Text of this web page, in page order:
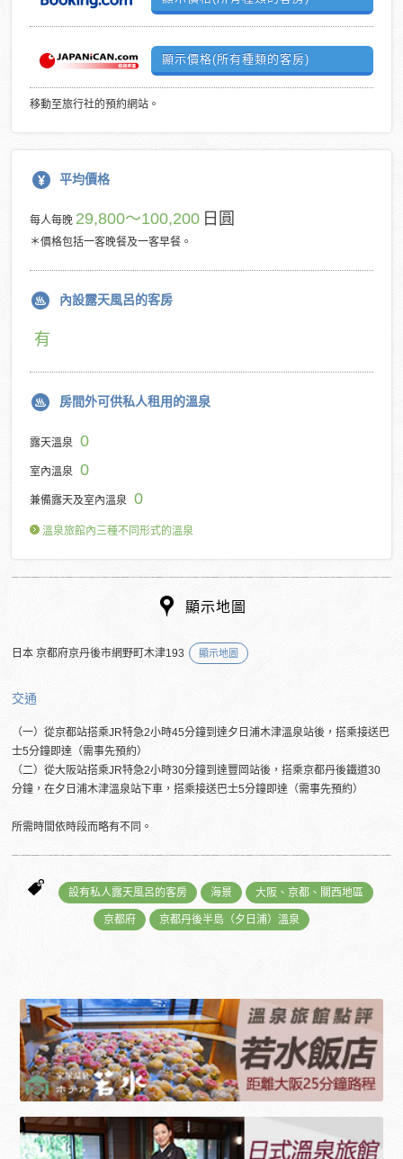
顯示價格(所有種類的客房)
移動至旅行社的預約網站。
平均價格
每人每晚 29,800～100,200 日圓
＊價格包括一客晚餐及一客早餐。
內設露天風呂的客房
有
房間外可供私人租用的溫泉
露天溫泉 0
室內溫泉 0
兼備露天及室內溫泉 0
溫泉旅館內三種不同形式的溫泉
顯示地圖
日本 京都府京丹後市網野町木津193 顯示地圖
交通
（一）從京都站搭乘JR特急2小時45分鐘到達夕日浦木津溫泉站後，搭乘接送巴
士5分鐘即達（需事先預約）
（二）從大阪站搭乘JR特急2小時30分鐘到達豐岡站後，搭乘京都丹後鐵道30
分鐘，在夕日浦木津溫泉站下車，搭乘接送巴士5分鐘即達（需事先預約）
所需時間依時段而略有不同。
設有私人露天風呂的客房 海景 大阪、京都、關西地區
京都府 京都丹後半島（夕日浦）溫泉